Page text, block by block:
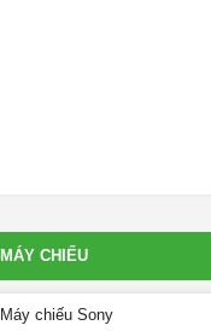
MÁY CHIẾU
Máy chiếu Sony